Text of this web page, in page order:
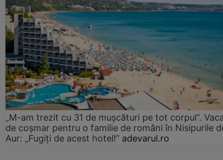
„M-am trezit cu 31 de mușcături pe tot corpul”.
de coșmar pentru o familie de români în Nisipurile
Aur: „Fugiți de acest hotel!” adevarul.ro